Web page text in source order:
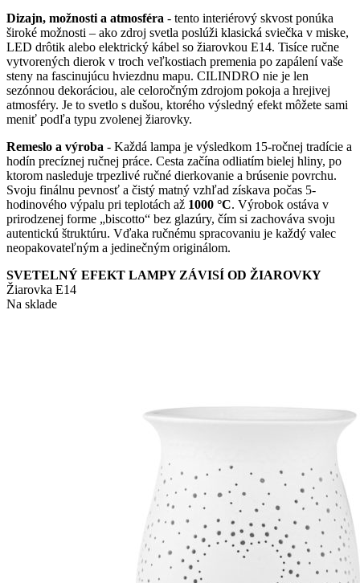
produktu.
Dizajn, možnosti a atmosféra - tento interiérový skvost ponúka
široké možnosti – ako zdroj svetla poslúži klasická sviečka v miske,
LED drôtik alebo elektrický kábel so žiarovkou E14. Tisíce ručne
vytvorených dierok v troch veľkostiach premenia po zapálení vaše
steny na fascinujúcu hviezdnu mapu. CILINDRO nie je len
sezónnou dekoráciou, ale celoročným zdrojom pokoja a hrejivej
atmosféry. Je to svetlo s dušou, ktorého výsledný efekt môžete sami
meniť podľa typu zvolenej žiarovky.
Remeslo a výroba - Každá lampa je výsledkom 15-ročnej tradície a
hodín precíznej ručnej práce. Cesta začína odliatím bielej hliny, po
ktorom nasleduje trpezlivé ručné dierkovanie a brúsenie povrchu.
Svoju finálnu pevnosť a čistý matný vzhľad získava počas 5-
hodinového výpalu pri teplotách až 1000 °C. Výrobok ostáva v
prirodzenej forme „biscotto“ bez glazúry, čím si zachováva svoju
autentickú štruktúru. Vďaka ručnému spracovaniu je každý valec
neopakovateľným a jedinečným originálom.
SVETELNÝ EFEKT LAMPY ZÁVISÍ OD ŽIAROVKY
Žiarovka E14
Na sklade